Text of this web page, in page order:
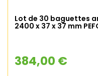
Lot de 30 baguettes
2400 x 37 x 37 mm
384,00 €